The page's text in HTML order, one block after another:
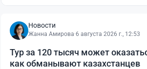
Новости
Жанна Амирова·6 августа 2026 г., 12:53
Тур за 120 тысяч может
как обманывают казахстанцев